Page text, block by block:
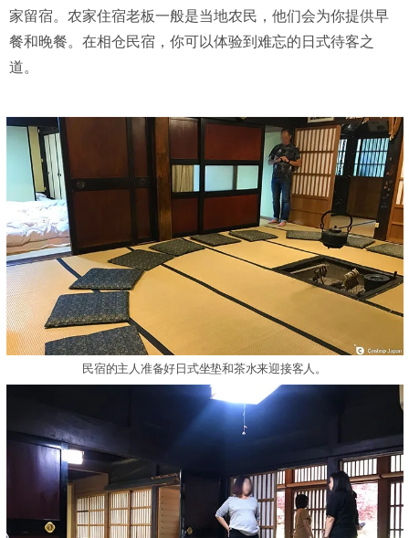
家留宿。农家住宿老板一般是当地农民，他们会为你提供早
餐和晚餐。在相仓民宿，你可以体验到难忘的日式待客之
道。
民宿的主人准备好日式坐垫和茶水来迎接客人。